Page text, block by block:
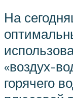
На
«воздух-
горячего